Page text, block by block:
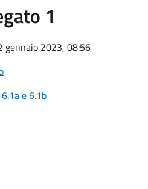
1
gennaio 2023, 08:56
e 6.1b